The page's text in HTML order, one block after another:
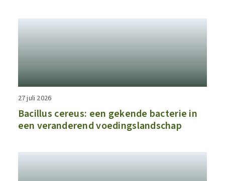
27 juli 2026
Bacillus cereus: een gekende bacterie in
een veranderend voedingslandschap